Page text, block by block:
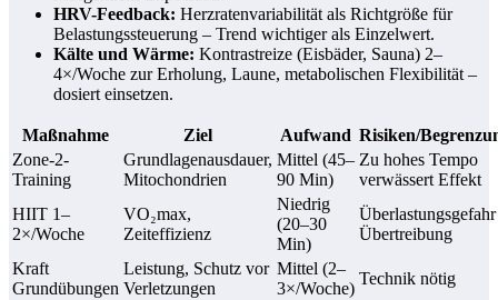
HRV-Feedback: Herzratenvariabilität als Richtgröße für
Belastungssteuerung – Trend wichtiger als Einzelwert.
Kälte und Wärme: Kontrastreize (Eisbäder, Sauna) 2–
4×/Woche zur Erholung, Laune, metabolischen Flexibilität –
dosiert einsetzen.
Maßnahme Ziel Aufwand Risiken/
Zone-2-
Training
Grundlagenausdauer,
Mitochondrien
Mittel (45–
90 Min)
Zu hohes Tempo
verwässert Effekt
HIIT 1–
2×/Woche
VO₂max,
Zeiteffizienz
Niedrig
(20–30
Min)
Übertreibung
Kraft
Grundübungen
Leistung, Schutz vor
Verletzungen
Mittel (2–
3×/Woche)
Technik nötig